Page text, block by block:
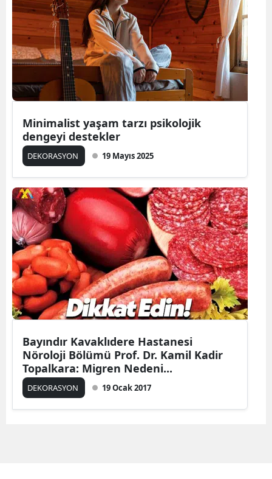
Minimalist yaşam tarzı psikolojik
dengeyi destekler
DEKORASYON 19 Mayıs 2025
Bayındır Kavaklıdere Hastanesi
Nöroloji Bölümü Prof. Dr. Kamil Kadir
Topalkara: Migren Nedeni...
DEKORASYON 19 Ocak 2017